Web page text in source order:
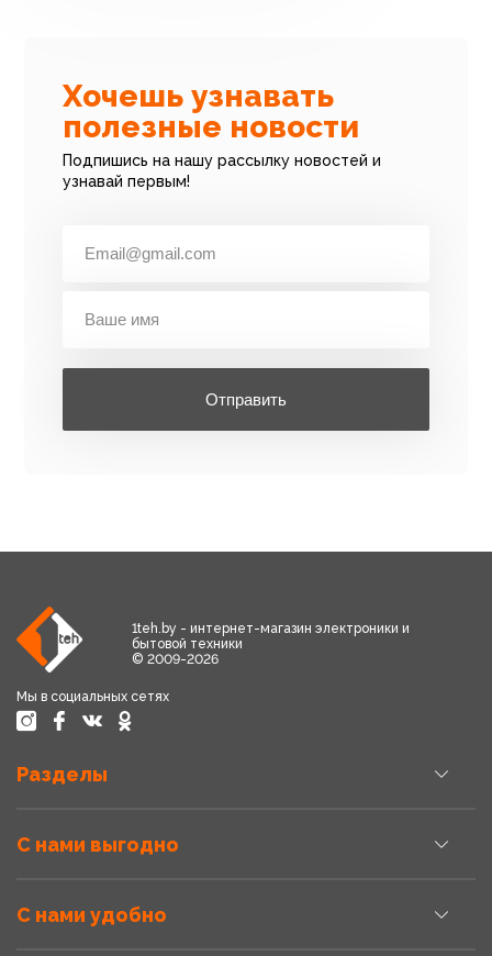
Хочешь узнавать
полезные новости
Подпишись на нашу рассылку новостей и
узнавай первым!
Отправить
1teh.by - интернет-магазин электроники и
бытовой техники
© 2009-2026
Мы в социальных сетях
Разделы
С нами выгодно
С нами удобно